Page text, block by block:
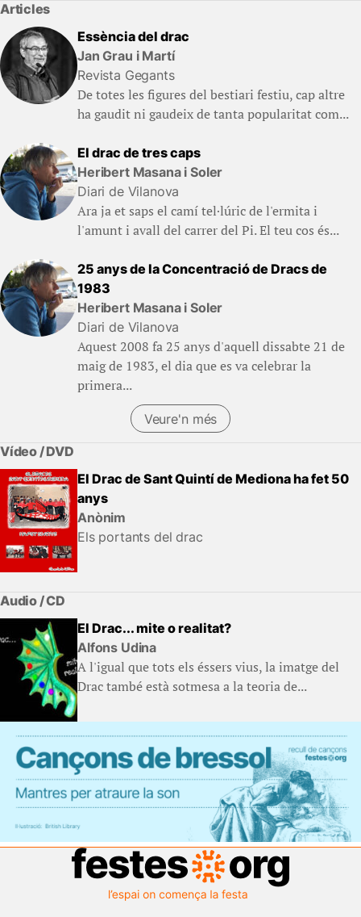
Articles
Essència del drac
Jan Grau i Martí
Revista Gegants
De totes les figures del bestiari festiu, cap altre
ha gaudit ni gaudeix de tanta popularitat com...
El drac de tres caps
Heribert Masana i Soler
Diari de Vilanova
Ara ja et saps el camí tel·lúric de l'ermita i
l'amunt i avall del carrer del Pi. El teu cos és...
25 anys de la Concentració de Dracs de
1983
Heribert Masana i Soler
Diari de Vilanova
Aquest 2008 fa 25 anys d'aquell dissabte 21 de
maig de 1983, el dia que es va celebrar la
primera...
Veure'n més
Vídeo / DVD
El Drac de Sant Quintí de Mediona ha fet 50
anys
Anònim
Els portants del drac
Audio / CD
El Drac... mite o realitat?
Alfons Udina
A l'igual que tots els éssers vius, la imatge del
Drac també està sotmesa a la teoria de...